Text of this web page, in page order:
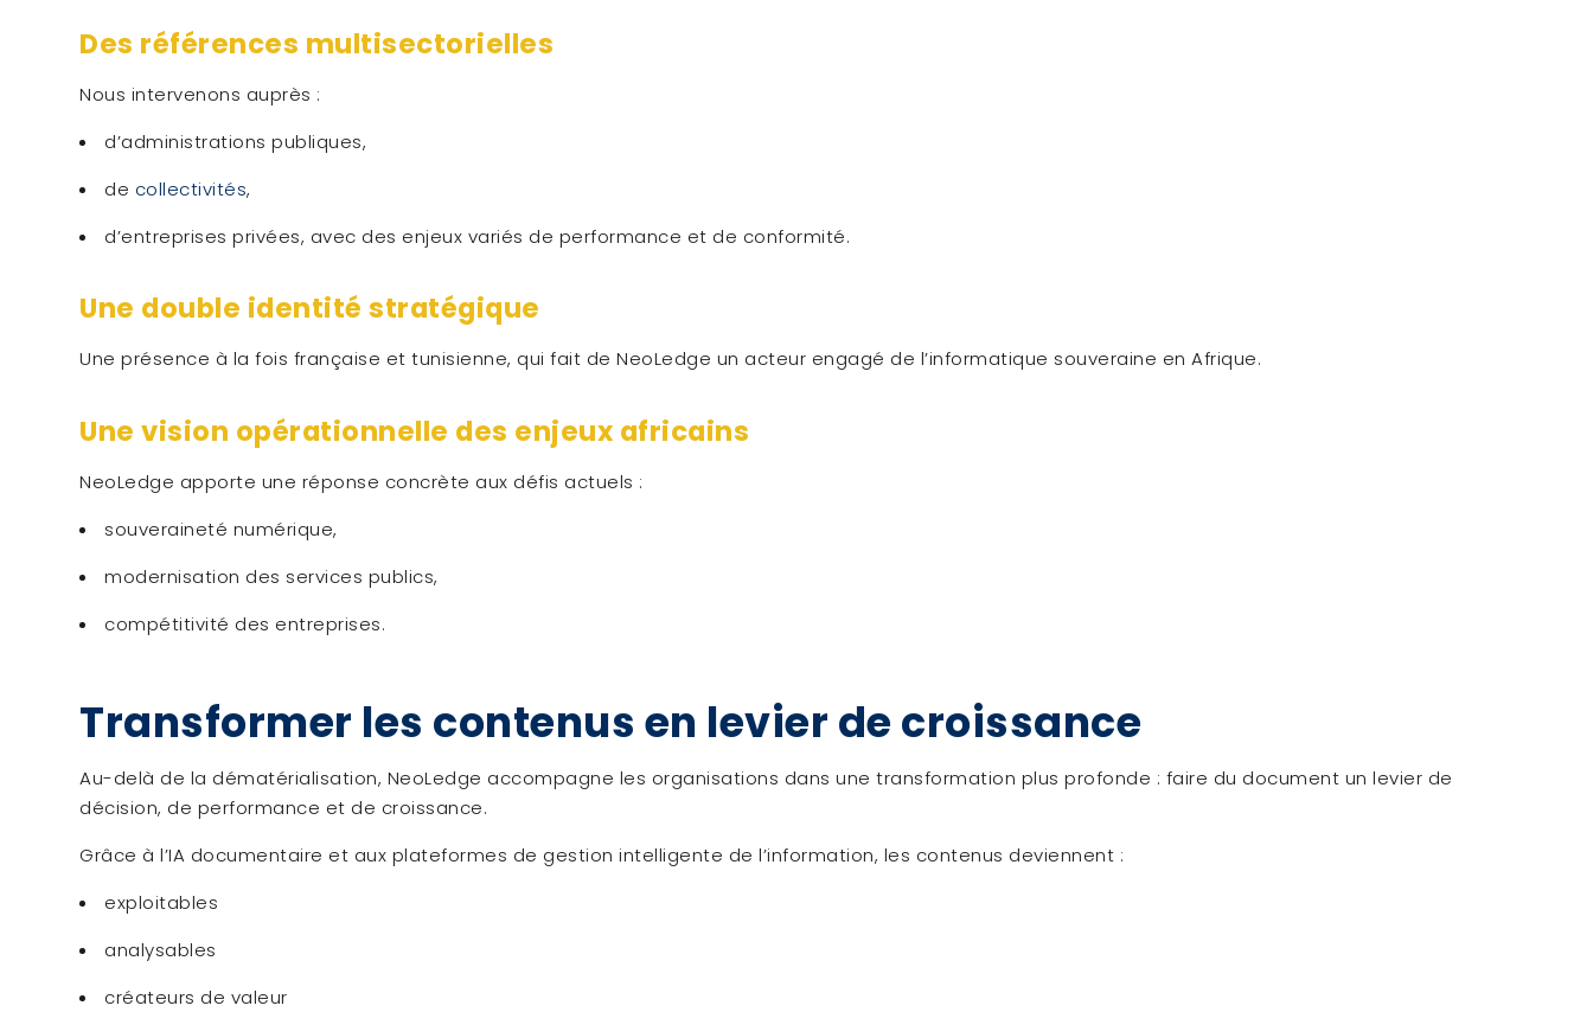
Des références multisectorielles
Nous intervenons auprès :
d’administrations publiques,
de collectivités,
d’entreprises privées, avec des enjeux variés de performance et de conformité.
Une double identité stratégique
Une présence à la fois française et tunisienne, qui fait de NeoLedge un acteur engagé de l’informatique souveraine en Afrique.
Une vision opérationnelle des enjeux africains
NeoLedge apporte une réponse concrète aux défis actuels :
souveraineté numérique,
modernisation des services publics,
compétitivité des entreprises.
Transformer les contenus en levier de croissance
Au-delà de la dématérialisation, NeoLedge accompagne les organisations dans une transformation plus profonde : faire du document un levier de
décision, de performance et de croissance.
Grâce à l’IA documentaire et aux plateformes de gestion intelligente de l’information, les contenus deviennent :
exploitables
analysables
créateurs de valeur